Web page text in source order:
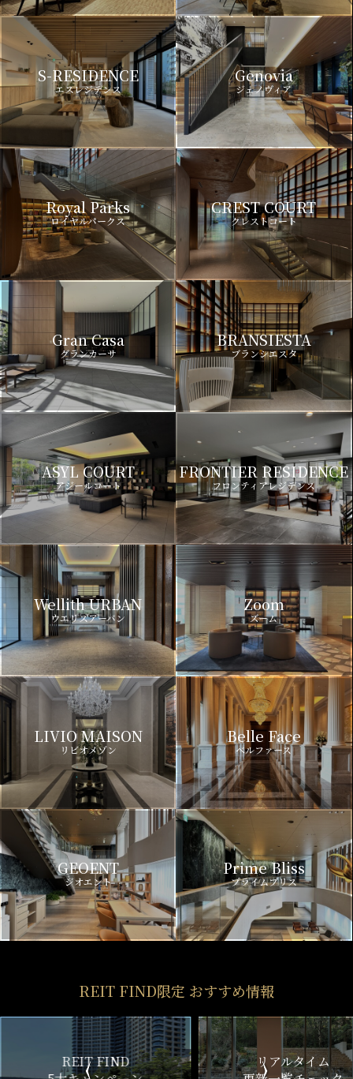
S-RESIDENCE
エスレジデンス
Genovia
ジェノヴィア
Royal Parks
ロイヤルパークス
CREST COURT
クレストコート
Gran Casa
グランカーサ
BRANSIESTA
ブランシエスタ
ASYL COURT
アジールコート
FRONTIER RESIDENCE
フロンティアレジデンス
Wellith URBAN
ウエリスアーバン
Zoom
ズーム
LIVIO MAISON
リビオメゾン
Belle Face
ベルファース
GEOENT
ジオエント
Prime Bliss
プライムブリス
REIT FIND限定 おすすめ情報
リアルタイム
新